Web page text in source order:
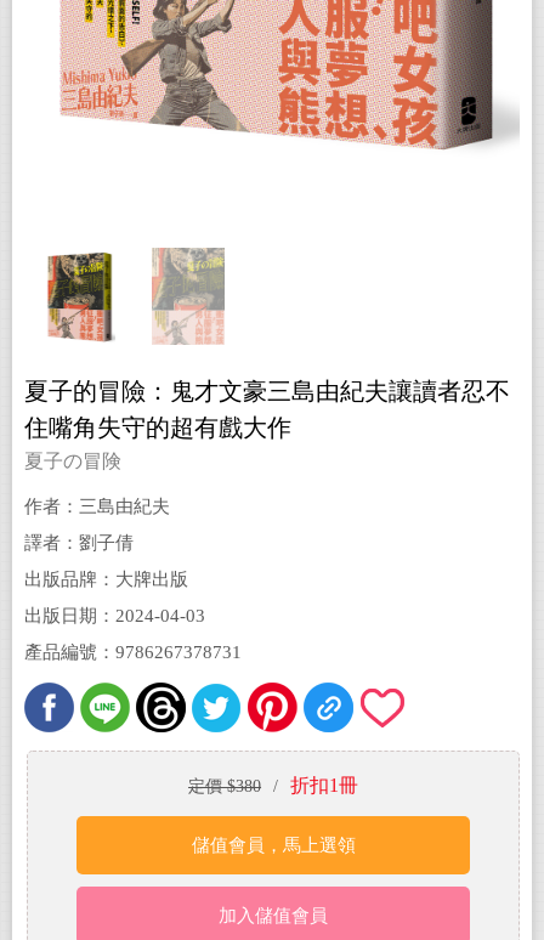
夏子的冒險：鬼才文豪三島由紀夫讓讀者忍不
住嘴角失守的超有戲大作
夏子の冒険
作者：三島由紀夫
譯者：劉子倩
出版品牌：大牌出版
出版日期：2024-04-03
產品編號：9786267378731
定價 $380 / 折扣1冊
儲值會員，馬上選領
加入儲值會員